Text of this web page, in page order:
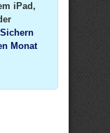
iPad,
Sichern
Monat